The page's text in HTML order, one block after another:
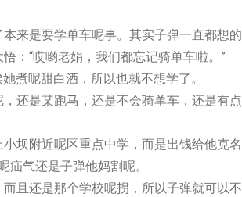
是要学单车呢事。其实子弹一直都想的
：“哎哟老娟，我们都忘记骑单车啦。”
呢甜白酒，所以也就不想学了。
是某跑马，还是不会骑单车，还是有点
附近呢区重点中学，而是出钱给他克名
气还是子弹他妈割呢。
还是那个学校呢拐，所以子弹就可以不